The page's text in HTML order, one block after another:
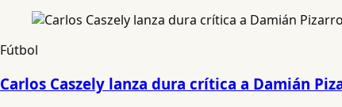
Fútbol
Carlos Caszely lanza dura crítica a Damián